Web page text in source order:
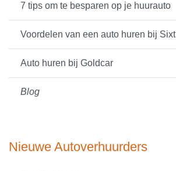
7 tips om te besparen op je huurauto
Voordelen van een auto huren bij Sixt
Auto huren bij Goldcar
Blog
Nieuwe Autoverhuurders